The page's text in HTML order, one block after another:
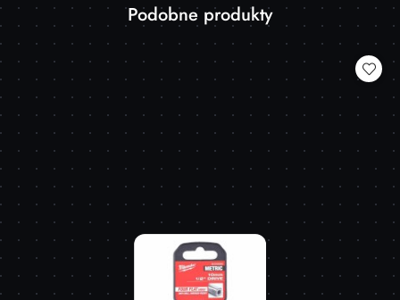
Pomiń karuzelę produktów
Produkty
statusie:
Podobne produkty